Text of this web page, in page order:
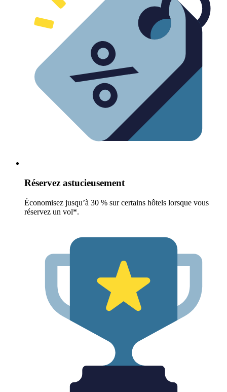
Réservez astucieusement
Économisez jusqu’à 30 % sur certains hôtels lorsque vous
réservez un vol*.